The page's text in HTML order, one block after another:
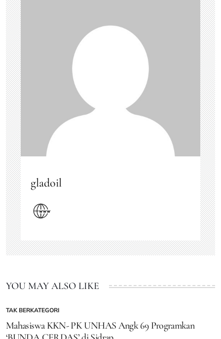
gladoil
YOU MAY ALSO LIKE
POSTED
IN
TAK BERKATEGORI
Mahasiswa KKN- PK UNHAS Angk 69 Programkan